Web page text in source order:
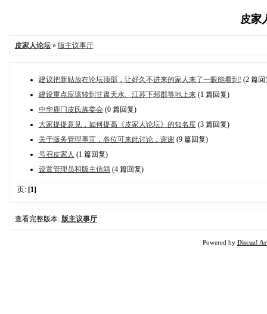
皮家
皮家人论坛» 版主议事厅
建议把新贴放在论坛顶部，让好久不进来的家人来了一眼能看到! (2 篇回
建设重点应该转到甘肃天水、江苏下邳郡等地上来(1 篇回复)
中华鹿门皮氏族委会(0 篇回复)
大家提提意见，如何提高《皮家人论坛》的知名度(3 篇回复)
关于版务管理事宜，各位可来此讨论，谢谢(9 篇回复)
号召皮家人 (1 篇回复)
设置管理员和版主信箱 (4 篇回复)
页: [1]
查看完整版本: 版主议事厅
Powered by Discuz!